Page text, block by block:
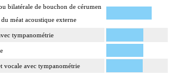
bilatérale de bouchon de cérumen
méat acoustique externe
tympanométrie
vocale avec tympanométrie